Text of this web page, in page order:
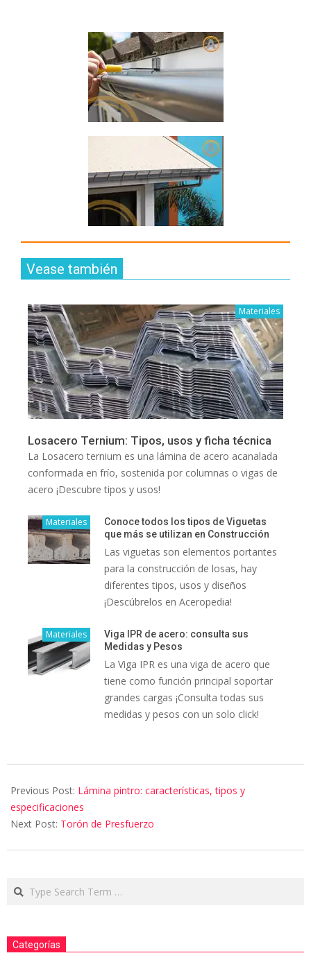
Vease también
Materiales
Losacero Ternium: Tipos, usos y ficha técnica
La Losacero ternium es una lámina de acero acanalada
conformada en frío, sostenida por columnas o vigas de
acero ¡Descubre tipos y usos!
Materiales
Conoce todos los tipos de Viguetas
que más se utilizan en Construcción
Las viguetas son elementos portantes
para la construcción de losas, hay
diferentes tipos, usos y diseños
¡Descúbrelos en Aceropedia!
Materiales
Viga IPR de acero: consulta sus
Medidas y Pesos
La Viga IPR es una viga de acero que
tiene como función principal soportar
grandes cargas ¡Consulta todas sus
medidas y pesos con un solo click!
Previous Post: Lámina pintro: características, tipos y
especificaciones
Next Post: Torón de Presfuerzo
Categorías